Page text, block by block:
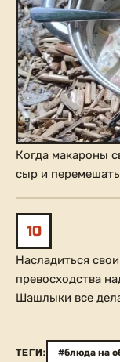
Когда макароны
сыр и перемешать
10
Насладиться
превосходства
Шашлыки все
ТЕГИ: #блюда на